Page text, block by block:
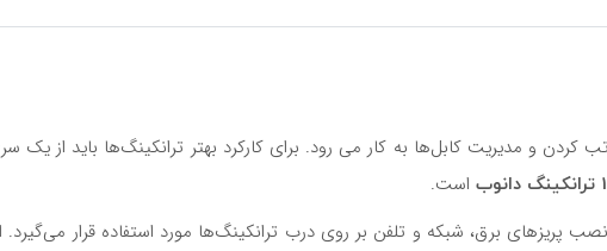
کردن و مدیریت کابل‌ها به کار می رود. برای کارکرد بهتر ترانکینگ‌ها باید از یک
است.